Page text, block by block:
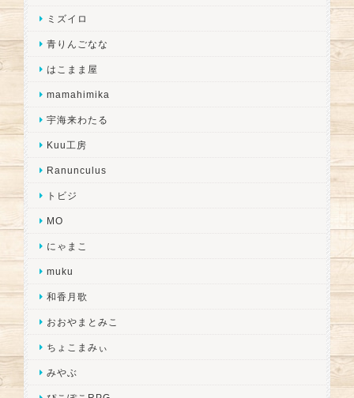
ミズイロ
青りんごなな
はこまま屋
mamahimika
宇海来わたる
Kuu工房
Ranunculus
トビジ
MO
にゃまこ
muku
和香月歌
おおやまとみこ
ちょこまみぃ
みやぶ